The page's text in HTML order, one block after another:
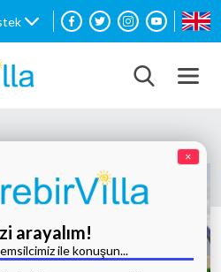
×
arayalım!
ile konuşun...